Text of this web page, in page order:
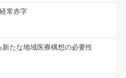
常赤字
たな地域医療構想の必要性